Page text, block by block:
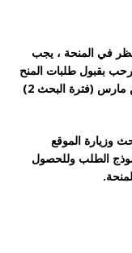
في المنحة ، يجب
بقبول طلبات المنح
الدراسية خلال العام ولكنها متاحة فقط لكل من مارس (فترة البحث 2)
وزيارة الموقع
الطلب وللحصول